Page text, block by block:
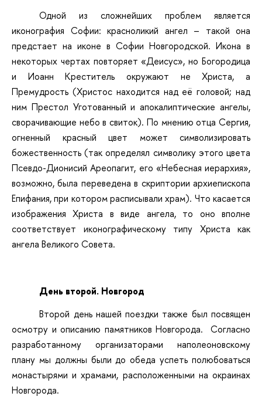
Одной из сложнейших проблем является
иконография Софии: красноликий ангел – такой она
предстает на иконе в Софии Новгородской. Икона в
некоторых чертах повторяет «Деисус», но Богородица
и Иоанн Креститель окружают не Христа, а
Премудрость (Христос находится над её головой; над
ним Престол Уготованный и апокалиптические ангелы,
сворачивающие небо в свиток). По мнению отца Сергия,
огненный красный цвет может символизировать
божественность (так определял символику этого цвета
Псевдо-Дионисий Ареопагит, его «Небесная иерархия»,
возможно, была переведена в скриптории архиепископа
Епифания, при котором расписывали храм). Что касается
изображения Христа в виде ангела, то оно вполне
соответствует иконографическому типу Христа как
ангела Великого Совета.
День второй. Новгород
Второй день нашей поездки также был посвящен
осмотру и описанию памятников Новгорода. Согласно
разработанному организаторами наполеоновскому
плану мы должны были до обеда успеть полюбоваться
монастырями и храмами, расположенными на окраинах
Новгорода.